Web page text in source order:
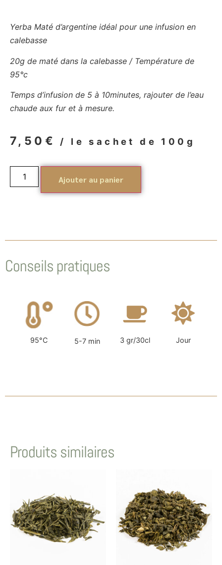
Yerba Maté d’argentine idéal pour une infusion en
calebasse
20g de maté dans la calebasse / Température de
95°c
Temps d’infusion de 5 à 10minutes, rajouter de l’eau
chaude aux fur et à mesure.
7,50 € / le sachet de 100g
Ajouter au panier
Conseils pratiques
95°C 5-7 min 3 gr/30cl Jour
Produits similaires